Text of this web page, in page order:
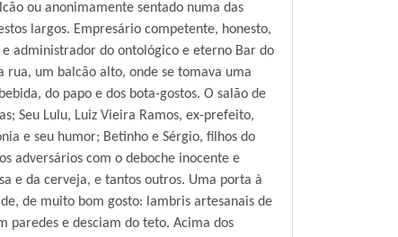
ou anonimamente sentado numa das
largos. Empresário competente, honesto,
administrador do ontológico e eterno Bar do
um balcão alto, onde se tomava uma
do papo e dos bota-gostos. O salão de
Seu Lulu, Luiz Vieira Ramos, ex-prefeito,
e seu humor; Betinho e Sérgio, filhos do
adversários com o deboche inocente e
e da cerveja, e tantos outros. Uma porta à
de muito bom gosto: lambris artesanais de
paredes e desciam do teto. Acima dos